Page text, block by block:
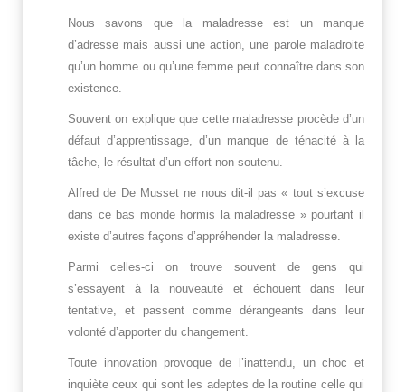
Nous savons que la maladresse est un manque
d’adresse mais aussi une action, une parole maladroite
qu’un homme ou qu’une femme peut connaître dans son
existence.
Souvent on explique que cette maladresse procède d’un
défaut d’apprentissage, d’un manque de ténacité à la
tâche, le résultat d’un effort non soutenu.
Alfred de De Musset ne nous dit-il pas « tout s’excuse
dans ce bas monde hormis la maladresse » pourtant il
existe d’autres façons d’appréhender la maladresse.
Parmi celles-ci on trouve souvent de gens qui
s’essayent à la nouveauté et échouent dans leur
tentative, et passent comme dérangeants dans leur
volonté d’apporter du changement.
Toute innovation provoque de l’inattendu, un choc et
inquiète ceux qui sont les adeptes de la routine celle qui